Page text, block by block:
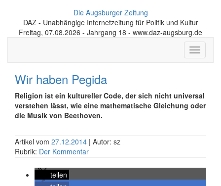
Die Augsburger Zeitung
DAZ - Unabhängige Internetzeitung für Politik und Kultur
Freitag, 07.08.2026 - Jahrgang 18 - www.daz-augsburg.de
Toggle
Wir haben Pegida
Religion ist ein kultureller Code, der sich nicht universal
verstehen lässt, wie eine mathematische Gleichung oder
die Musik von Beethoven.
Artikel vom 27.12.2014 | Autor: sz
Rubrik: Der Kommentar
teilen